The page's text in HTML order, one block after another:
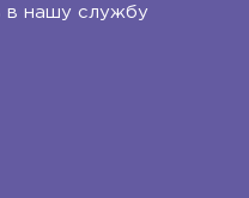
в нашу службу